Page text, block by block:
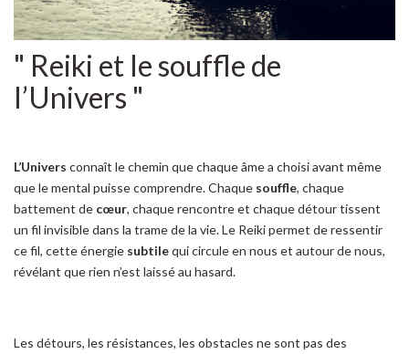
" Reiki et le souffle de
l’Univers "
L’Univers connaît le chemin que chaque âme a choisi avant même
que le mental puisse comprendre. Chaque souffle, chaque
battement de cœur, chaque rencontre et chaque détour tissent
un fil invisible dans la trame de la vie. Le Reiki permet de ressentir
ce fil, cette énergie subtilequi circule en nous et autour de nous,
révélant que rien n’est laissé au hasard.
Les détours, les résistances, les obstacles ne sont pas des